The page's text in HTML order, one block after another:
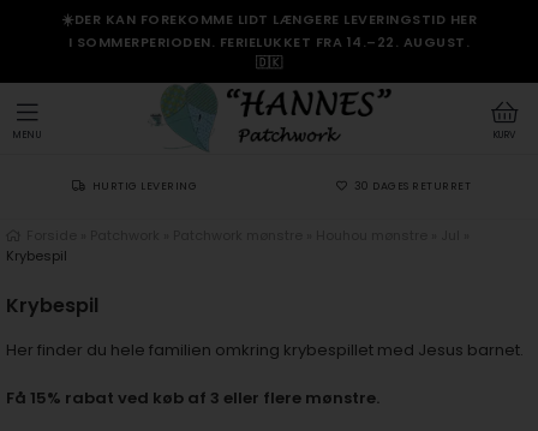
☀️DER KAN FOREKOMME LIDT LÆNGERE LEVERINGSTID HER
I SOMMERPERIODEN. FERIELUKKET FRA 14.–22. AUGUST.
🇩🇰
KURV
MENU
HURTIG LEVERING 30 DAGES RETURRET
Krybespil
Krybespil
Her finder du hele familien omkring krybespillet med Jesus barnet.
Få 15% rabat ved køb af 3 eller flere mønstre.